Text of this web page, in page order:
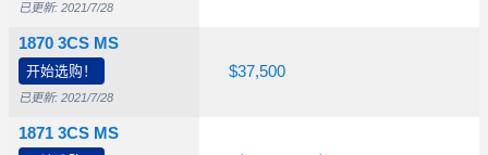
已更新: 2021/7/28
1870 3CS MS
开始选购！
已更新: 2021/7/28
1871 3CS MS
$5,800 $37,500